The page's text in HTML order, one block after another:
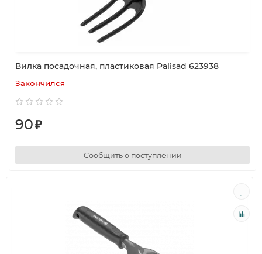
Вилка посадочная, пластиковая Palisad 623938
Закончился
90₽
Сообщить о поступлении